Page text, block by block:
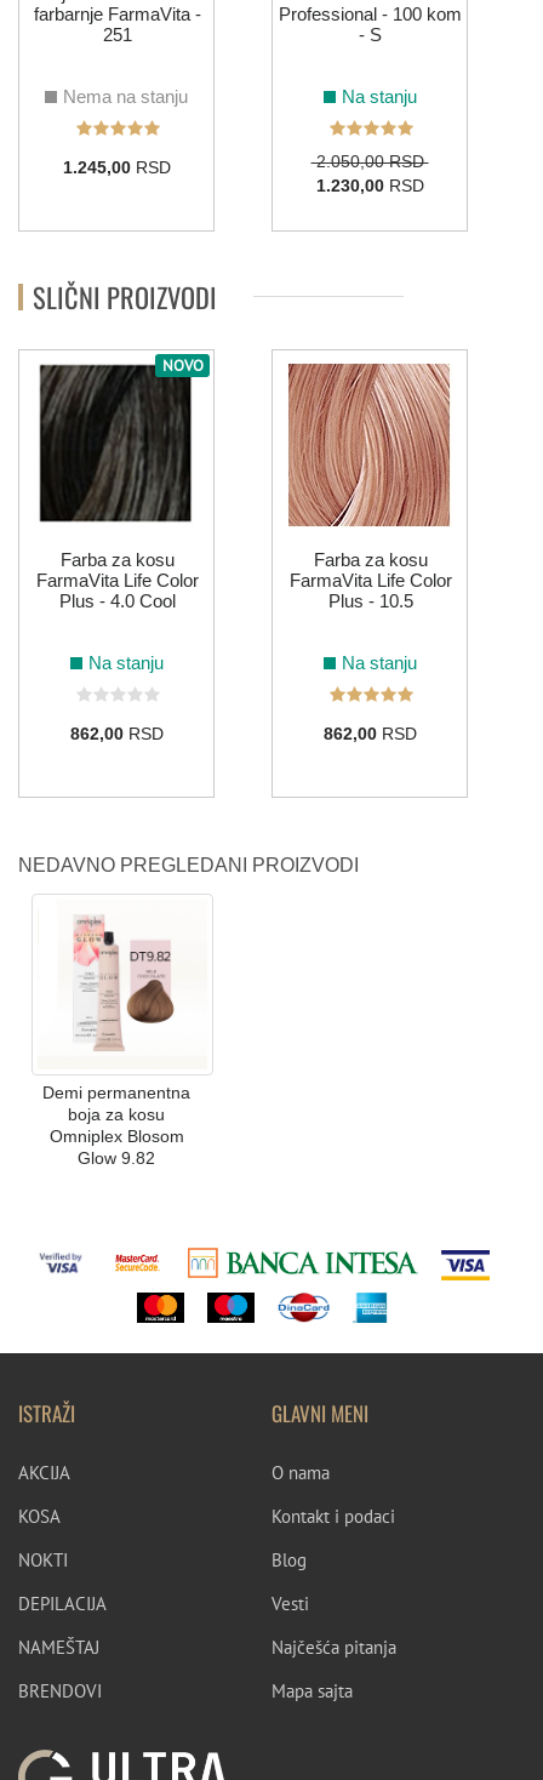
farbarnje FarmaVita -
251
Nema na stanju
1.245,00RSD
Professional - 100 kom
- S
Na stanju
2.050,00 RSD
1.230,00RSD
SLIČNI PROIZVODI
NOVO
Farba za kosu
FarmaVita Life Color
Plus - 4.0 Cool
Na stanju
862,00RSD
Farba za kosu
FarmaVita Life Color
Plus - 10.5
Na stanju
862,00RSD
NEDAVNO PREGLEDANI PROIZVODI
Demi permanentna
boja za kosu
Omniplex Blosom
Glow 9.82
ISTRAŽI
AKCIJA
KOSA
NOKTI
DEPILACIJA
NAMEŠTAJ
BRENDOVI
GLAVNI MENI
O nama
Kontakt i podaci
Blog
Vesti
Najčešća pitanja
Mapa sajta